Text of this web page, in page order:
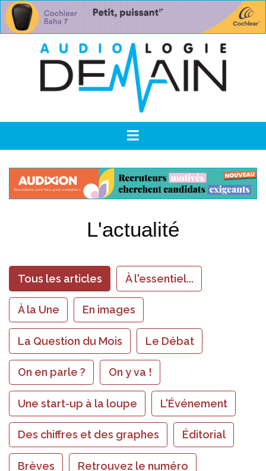
L'actualité
Tous les articles À l'essentiel...
À la Une En images
La Question du Mois Le Débat
On en parle ? On y va !
Une start-up à la loupe L'Événement
Des chiffres et des graphes Éditorial
Brèves Retrouvez le numéro